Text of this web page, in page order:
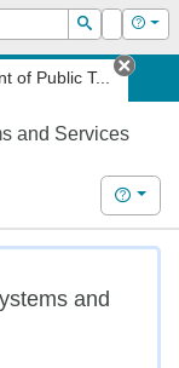
Suchen
Login Hilfe
of Public T...
Tab
and Services
Hilfe
and